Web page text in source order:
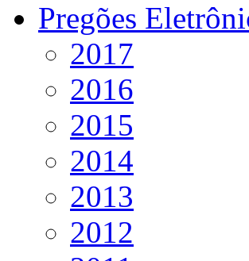
Pregões
2017
2016
2015
2014
2013
2012